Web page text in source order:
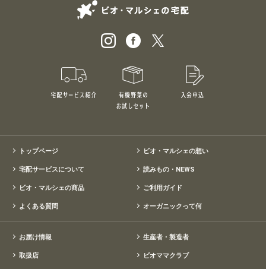
宅配サービス紹介 有機野菜のお試しセット
トップページ ビオ・マルシェの想い
宅配サービスについて 読みもの・NEWS
ビオ・マルシェの商品 ご利用ガイド
よくある質問 オーガニックって何
お届け情報 生産者・製造者
取扱店 ビオママクラブ